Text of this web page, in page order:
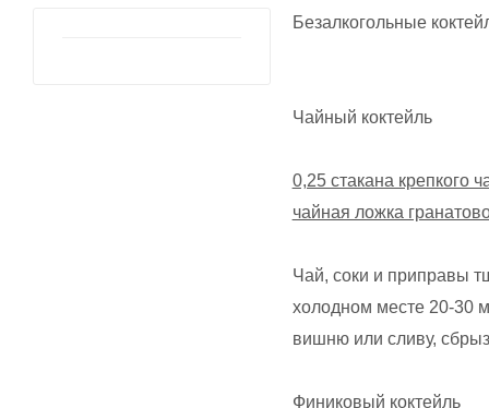
Безалкогольные
Чайный коктейль
0,25 стакана крепкого
чайная ложка
Чай, соки и приправы
холодном месте 20-30
вишню или сливу,
Финиковый коктейль